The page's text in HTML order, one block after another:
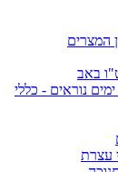
המצרים
באב
נוראים - כללי
עצרת